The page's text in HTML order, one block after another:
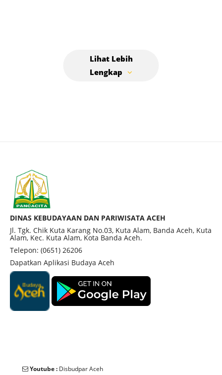
DINAS KEBUDAYAAN DAN PARIWISATA ACEH
Jl. Tgk. Chik Kuta Karang No.03, Kuta Alam, Banda Aceh, Kuta
Alam, Kec. Kuta Alam, Kota Banda Aceh.
Telepon: (0651) 26206
Dapatkan Aplikasi Budaya Aceh
Youtube : Disbudpar Aceh